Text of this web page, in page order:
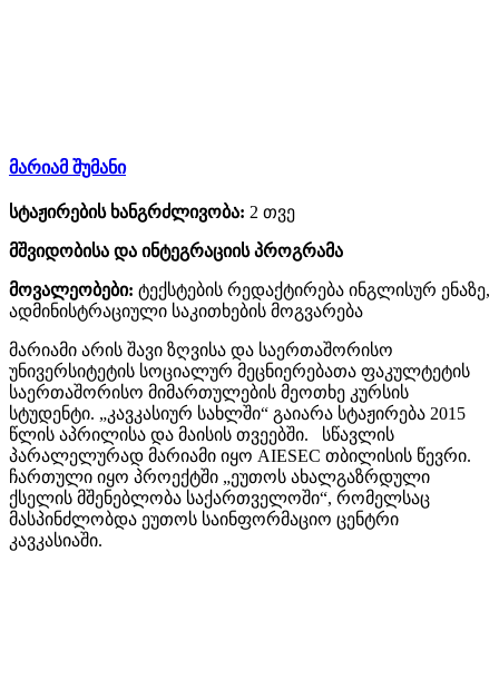
მარიამ შუმანი
სტაჟირების ხანგრძლივობა: 2 თვე
მშვიდობისა და ინტეგრაციის პროგრამა
მოვალეობები: ტექსტების რედაქტირება ინგლისურ ენაზე,
ადმინისტრაციული საკითხების მოგვარება
მარიამი არის შავი ზღვისა და საერთაშორისო
უნივერსიტეტის სოციალურ მეცნიერებათა ფაკულტეტის
საერთაშორისო მიმართულების მეოთხე კურსის
სტუდენტი. „კავკასიურ სახლში“ გაიარა სტაჟირება 2015
წლის აპრილისა და მაისის თვეებში. სწავლის
პარალელურად მარიამი იყო AIESEC თბილისის წევრი.
ჩართული იყო პროექტში „ეუთოს ახალგაზრდული
ქსელის მშენებლობა საქართველოში“, რომელსაც
მასპინძლობდა ეუთოს საინფორმაციო ცენტრი
კავკასიაში.